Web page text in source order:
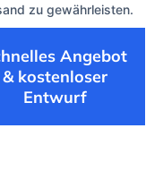
zu gewährleisten.
Angebot
& kostenloser
Entwurf